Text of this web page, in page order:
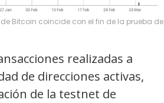
Bitcoin coincide con el fin de la prueba de
realizadas a
de direcciones activas,
de la testnet de